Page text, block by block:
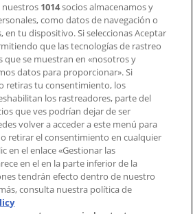
y de marketing
en el mapa
en la web o en la
1014socios almacenamos y
como datos de navegación o
en tu dispositivo. Si seleccionas Aceptar
que las tecnologías de rastreo
se muestran en «nosotros y
datos para proporcionar». Si
retiras tu consentimiento, los
los rastreadores, parte del
que ves podrían dejar de ser
volver a acceder a este menú para
retirar el consentimiento en cualquier
en el enlace «Gestionar las
en el en la parte inferior de la
tendrán efecto dentro de nuestro
consulta nuestra política de